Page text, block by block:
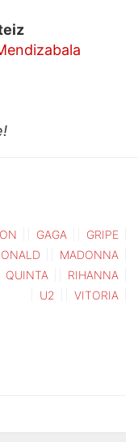
GAGA
GRIPE
MADONNA
QUINTA
RIHANNA
U2
VITORIA